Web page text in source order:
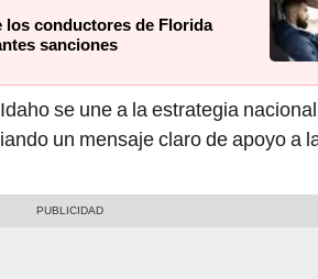
los conductores de Florida
sanciones
se une a la estrategia
un mensaje claro de apoyo a